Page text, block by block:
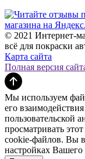
© 2021 Интернет-
всё для покраски
Карта сайта
Полная версия
Мы используем
его
пользовательской
просматривать
cookie-файлов. Вы
настройках Вашего